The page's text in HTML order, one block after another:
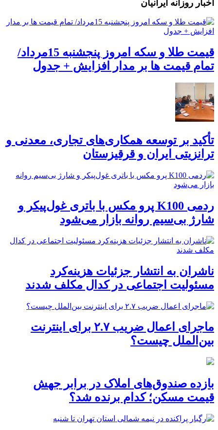
اخبار روزانه ایرانیان
قیمت طلا و سکه امروز پنجشنبه 15مرداد/
تمام قیمت ها بر مدار افزایش + جدول
تأکید بر توسعه همکاری‌های تجاری، معدنی و
ترانزیتی ایران و قرقیزستان
ردمی K100 پرو مکس با باتری غول‌پیکر و
شارژ بی‌سیم روانه بازار می‌شود
ناشران به انتشار جزئیات هزینه‌کرد
مسئولیت اجتماعی در کدال مکلف شدند
ماجرای اعمال ضریب ۲.۷ برای اینترنت
بین‌الملل چیست؟
بازده صندوق‌های املاک در برابر جهش
قیمت مسکن؛ کدام برنده شد؟